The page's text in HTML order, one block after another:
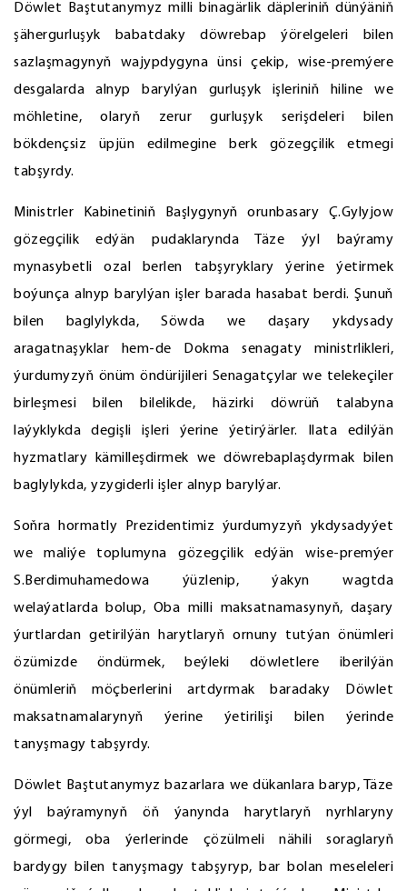
Döwlet Baştutanymyz milli binagärlik däpleriniň dünýäniň
şähergurluşyk babatdaky döwrebap ýörelgeleri bilen
sazlaşmagynyň wajypdygyna ünsi çekip, wise-premýere
desgalarda alnyp barylýan gurluşyk işleriniň hiline we
möhletine, olaryň zerur gurluşyk serişdeleri bilen
bökdençsiz üpjün edilmegine berk gözegçilik etmegi
tabşyrdy.
Ministrler Kabinetiniň Başlygynyň orunbasary Ç.Gylyjow
gözegçilik edýän pudaklarynda Täze ýyl baýramy
mynasybetli ozal berlen tabşyryklary ýerine ýetirmek
boýunça alnyp barylýan işler barada hasabat berdi. Şunuň
bilen baglylykda, Söwda we daşary ykdysady
aragatnaşyklar hem-de Dokma senagaty ministrlikleri,
ýurdumyzyň önüm öndürijileri Senagatçylar we telekeçiler
birleşmesi bilen bilelikde, häzirki döwrüň talabyna
laýyklykda degişli işleri ýerine ýetirýärler. Ilata edilýän
hyzmatlary kämilleşdirmek we döwrebaplaşdyrmak bilen
baglylykda, yzygiderli işler alnyp barylýar.
Soňra hormatly Prezidentimiz ýurdumyzyň ykdysadyýet
we maliýe toplumyna gözegçilik edýän wise-premýer
S.Berdimuhamedowa ýüzlenip, ýakyn wagtda
welaýatlarda bolup, Oba milli maksatnamasynyň, daşary
ýurtlardan getirilýän harytlaryň ornuny tutýan önümleri
özümizde öndürmek, beýleki döwletlere iberilýän
önümleriň möçberlerini artdyrmak baradaky Döwlet
maksatnamalarynyň ýerine ýetirilişi bilen ýerinde
tanyşmagy tabşyrdy.
Döwlet Baştutanymyz bazarlara we dükanlara baryp, Täze
ýyl baýramynyň öň ýanynda harytlaryň nyrhlaryny
görmegi, oba ýerlerinde çözülmeli nähili soraglaryň
bardygy bilen tanyşmagy tabşyryp, bar bolan meseleleri